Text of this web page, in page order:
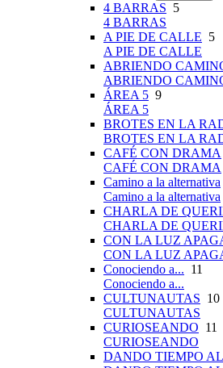
4 BARRAS 5
4 BARRAS
A PIE DE CALLE 5
A PIE DE CALLE
ABRIENDO
ABRIENDO
ÁREA 5 9
ÁREA 5
BROTES EN LA
BROTES EN LA
CAFÉ CON DRAMA
CAFÉ CON DRAMA
Camino a la alternativa
Camino a la alternativa
CHARLA DE
CHARLA DE
CON LA LUZ
CON LA LUZ
Conociendo a... 11
Conociendo a...
CULTUNAUTAS 10
CULTUNAUTAS
CURIOSEANDO 11
CURIOSEANDO
DANDO TIEMPO